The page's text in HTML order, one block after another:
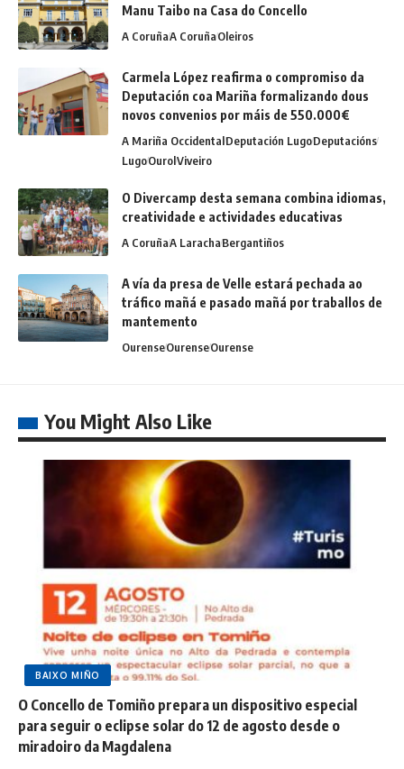
Manu Taibo na Casa do Concello
A CoruñaA CoruñaOleiros
Carmela López reafirma o compromiso da
Deputación coa Mariña formalizando dous
novos convenios por máis de 550.000€
A Mariña OccidentalDeputación LugoDeputacións
LugoOurolViveiro
O Divercamp desta semana combina idiomas,
creatividade e actividades educativas
A CoruñaA LarachaBergantiños
A vía da presa de Velle estará pechada ao
tráfico mañá e pasado mañá por traballos de
mantemento
OurenseOurenseOurense
You Might Also Like
BAIXO MIÑO
O Concello de Tomiño prepara un dispositivo especial
para seguir o eclipse solar do 12 de agosto desde o
miradoiro da Magdalena